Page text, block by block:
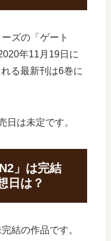
ズの「ゲート
年11月19日に
る最新刊は6巻に
日は未定です。
」は完結
日は？
結の作品です。